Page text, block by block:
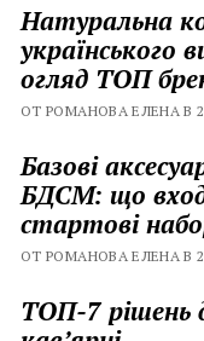
Натуральна
українського
огляд ТОП
ОТ РОМАНОВА ЕЛЕНА В
Базові
БДСМ: що
стартові
ОТ РОМАНОВА ЕЛЕНА В
ТОП-7 рішень